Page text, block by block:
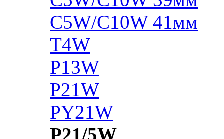
C5W/C10W 41мм
T4W
P13W
P21W
PY21W
P21/5W